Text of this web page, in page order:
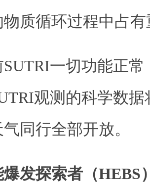
物质循环过程中占
SUTRI一切功能正
观测的科学数
同行全部开放。
爆发探索者（HEBS